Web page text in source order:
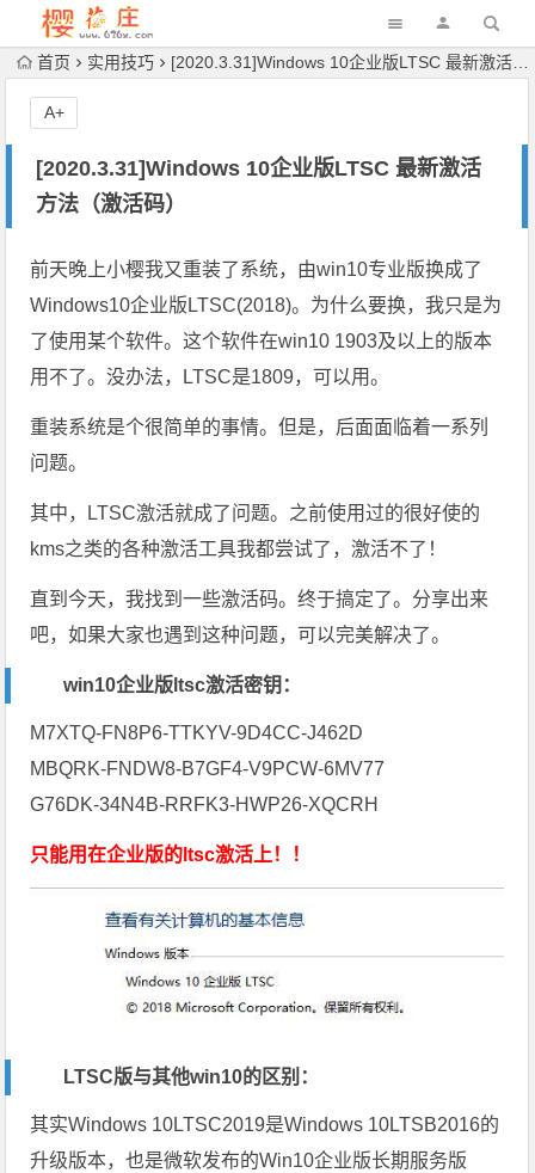
首页 实用技巧 [2020.3.31]Windows 10企业版LTSC 最新激活方法（激活码）
[2020.3.31]Windows 10企业版LTSC 最新激活
方法（激活码）
A+
前天晚上小樱我又重装了系统，由win10专业版换成了
Windows10企业版LTSC(2018)。为什么要换，我只是为
了使用某个软件。这个软件在win10 1903及以上的版本
用不了。没办法，LTSC是1809，可以用。
重装系统是个很简单的事情。但是，后面面临着一系列
问题。
其中，LTSC激活就成了问题。之前使用过的很好使的
kms之类的各种激活工具我都尝试了，激活不了！
直到今天，我找到一些激活码。终于搞定了。分享出来
吧，如果大家也遇到这种问题，可以完美解决了。
win10企业版ltsc激活密钥：
M7XTQ-FN8P6-TTKYV-9D4CC-J462D
MBQRK-FNDW8-B7GF4-V9PCW-6MV77
G76DK-34N4B-RRFK3-HWP26-XQCRH
只能用在企业版的ltsc激活上！！
LTSC版与其他win10的区别：
其实Windows 10LTSC2019是Windows 10LTSB2016的
升级版本，也是微软发布的Win10企业版长期服务版